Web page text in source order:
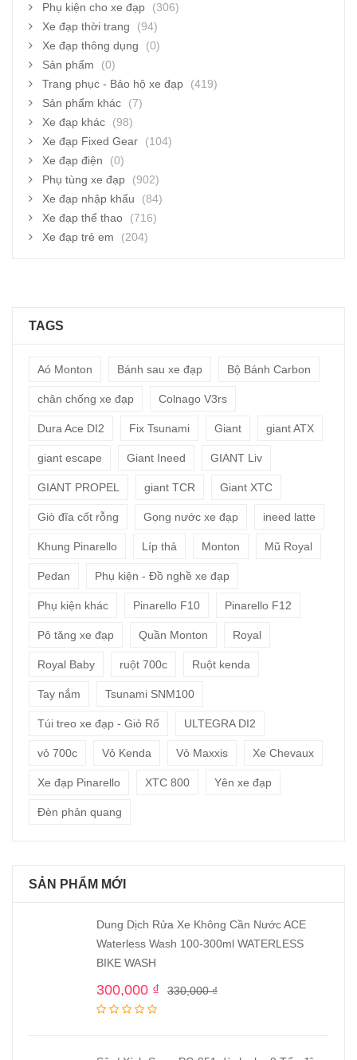
Phụ kiện cho xe đạp
(306)
Xe đạp thời trang
(94)
Xe đạp thông dụng
(0)
Sản phẩm
(0)
Trang phục - Bảo hộ xe đạp
(419)
Sản phẩm khác
(7)
Xe đạp khác
(98)
Xe đạp Fixed Gear
(104)
Xe đạp điện
(0)
Phụ tùng xe đạp
(902)
Xe đạp nhập khẩu
(84)
Xe đạp thể thao
(716)
Xe đạp trẻ em
(204)
TAGS
Aó Monton Bánh sau xe đạp Bộ Bánh Carbon
chân chống xe đạp Colnago V3rs
Dura Ace DI2 Fix Tsunami Giant giant ATX
giant escape Giant Ineed GIANT Liv
GIANT PROPEL giant TCR Giant XTC
Giò đĩa cốt rỗng Gọng nước xe đạp ineed latte
Khung Pinarello Líp thả Monton Mũ Royal
Pedan Phụ kiện - Đồ nghề xe đạp
Phụ kiện khác Pinarello F10 Pinarello F12
Pô tăng xe đạp Quần Monton Royal
Royal Baby ruột 700c Ruột kenda
Tay nắm Tsunami SNM100
Túi treo xe đạp - Giỏ Rổ ULTEGRA DI2
vỏ 700c Vỏ Kenda Vỏ Maxxis Xe Chevaux
Xe đạp Pinarello XTC 800 Yên xe đạp
Đèn phản quang
SẢN PHẨM MỚI
Dung Dịch Rửa Xe Không Cần Nước ACE
Waterless Wash 100-300ml WATERLESS
BIKE WASH
330,000₫
300,000 ₫